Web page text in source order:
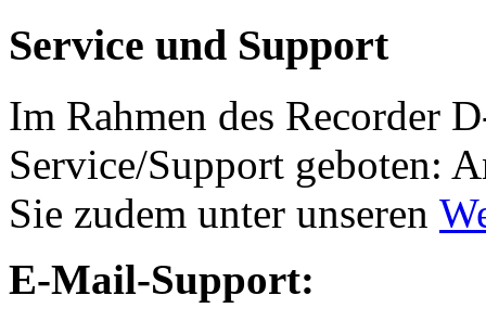
Service und Support
Im Rahmen des Recorder
Service/Support geboten:
Sie zudem unter unseren
E-Mail-Support: